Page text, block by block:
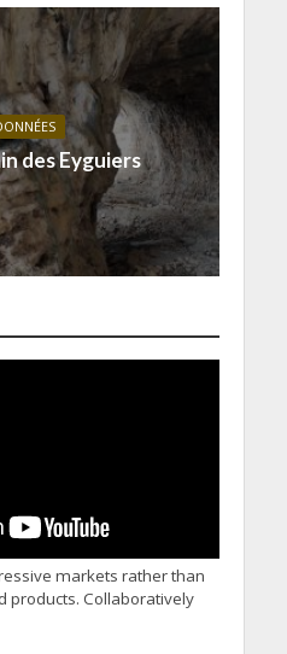
des Eyguiers
markets rather than
products. Collaboratively